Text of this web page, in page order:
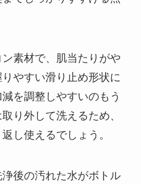
素材で、肌当たりがや
やすい滑り止め形状に
を調整しやすいのもう
り外して洗えるため、
し使えるでしょう。
後の汚れた水がボトル